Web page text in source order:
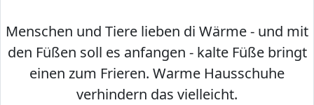
Menschen und Tiere lieben di Wärme - und mit
den Füßen soll es anfangen - kalte Füße bringt
einen zum Frieren. Warme Hausschuhe
verhindern das vielleicht.